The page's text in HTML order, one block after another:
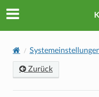
Zurück